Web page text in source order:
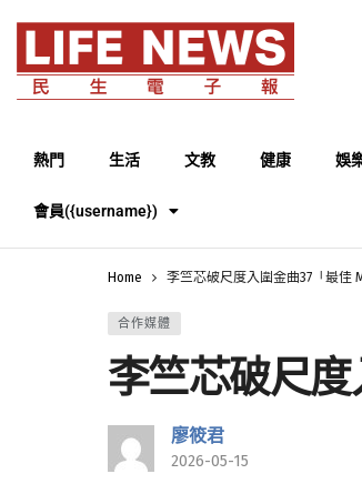
熱門 生活 文教 健康 娛
會員({username})
Home 李竺芯破尺度入圍金曲37「最佳
合作媒體
李竺芯破尺度
廖筱君
2026-05-15